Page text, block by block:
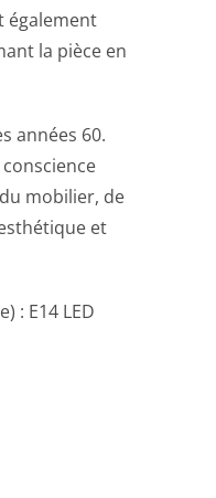
également
la pièce en
années 60.
mobilier, de
et
: E14 LED